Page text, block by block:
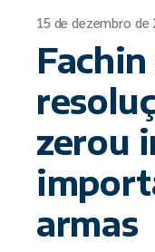
15 de dezembro de
zerou
armas